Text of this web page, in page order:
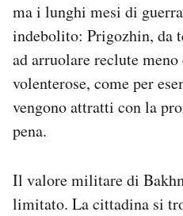
ma i lunghi mesi di
indebolito: Prigozhin, da
ad arruolare reclute meno
volenterose, come per
vengono attratti con la
pena.
Il valore militare di
limitato. La cittadina si